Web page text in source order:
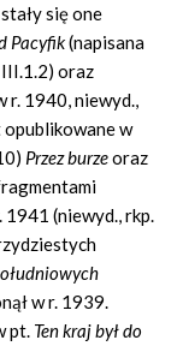
się one
Pacyfik(napisana
III.1.2) oraz
r. 1940, niewyd.,
opublikowane w
Przez burzeoraz
1941 (niewyd., rkp.
w r. 1939.
pt. Ten kraj był do